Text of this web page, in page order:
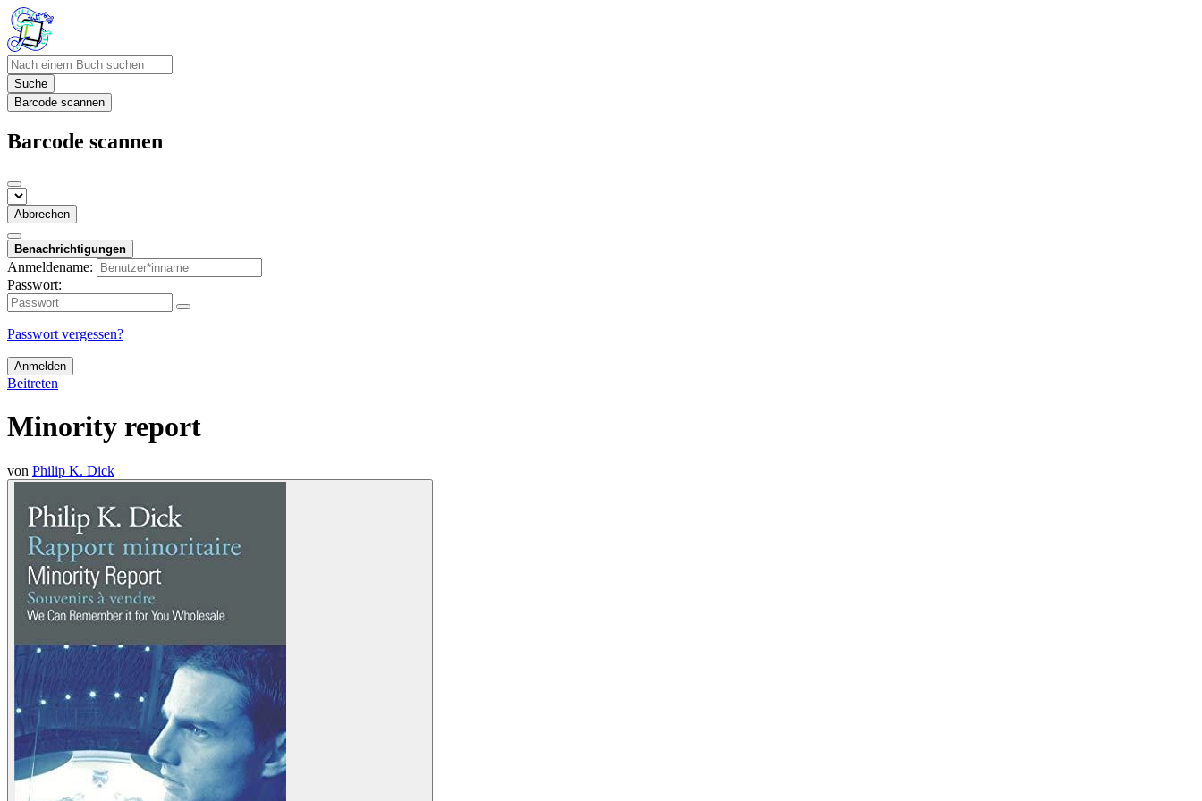
Suche
Barcode scannen
Barcode scannen
Abbrechen
Benachrichtigungen
Anmeldename:
Passwort:
Passwort vergessen?
Anmelden
Beitreten
Minority report
von Philip K. Dick